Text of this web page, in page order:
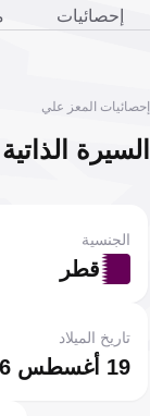
إحصائيات
إحصائيات المعز علي
السيرة
قطر
الجنسية
19 أغسطس 1996
تاريخ الميلاد